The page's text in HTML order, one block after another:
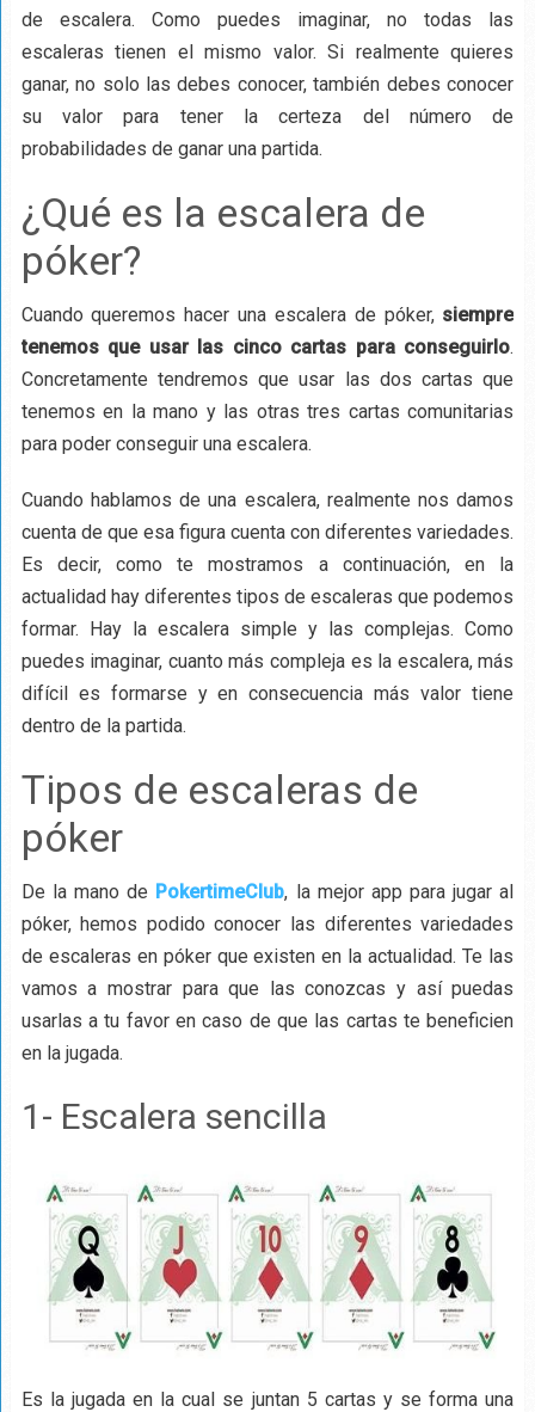
de escalera. Como puedes imaginar, no todas las
escaleras tienen el mismo valor. Si realmente quieres
ganar, no solo las debes conocer, también debes conocer
su valor para tener la certeza del número de
probabilidades de ganar una partida.
¿Qué es la escalera de
póker?
Cuando queremos hacer una escalera de póker, siempre
tenemos que usar las cinco cartas para conseguirlo.
Concretamente tendremos que usar las dos cartas que
tenemos en la mano y las otras tres cartas comunitarias
para poder conseguir una escalera.
Cuando hablamos de una escalera, realmente nos damos
cuenta de que esa figura cuenta con diferentes variedades.
Es decir, como te mostramos a continuación, en la
actualidad hay diferentes tipos de escaleras que podemos
formar. Hay la escalera simple y las complejas. Como
puedes imaginar, cuanto más compleja es la escalera, más
difícil es formarse y en consecuencia más valor tiene
dentro de la partida.
Tipos de escaleras de
póker
De la mano de PokertimeClub, la mejor app para jugar al
póker, hemos podido conocer las diferentes variedades
de escaleras en póker que existen en la actualidad. Te las
vamos a mostrar para que las conozcas y así puedas
usarlas a tu favor en caso de que las cartas te beneficien
en la jugada.
1- Escalera sencilla
Es la jugada en la cual se juntan 5 cartas y se forma una